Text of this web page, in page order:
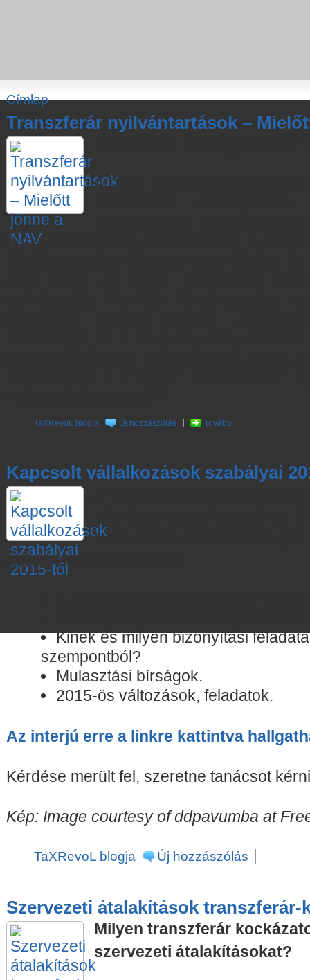
Címlap
Transzferár nyilvántartások –
A hazai vállalkozások
transzferár bírság tekintetében. A
TaXRevoL blogja Új hozzászólás Tovább
Kapcsolt vállalkozások szabályai
Réka műsorvezető hétfőn
alábbi témákat érintettük:
Kinek és milyen bizonyítási
szempontból?
Mulasztási bírságok.
2015-ös változások, feladatok.
Az interjú erre a linkre kattintva
Kérdése merült fel, szeretne tanácsot
Kép: Image courtesy of ddpavumba at
TaXRevoL blogja Új hozzászólás
Szervezeti átalakítások transzferár-
Milyen transzferár
szervezeti átalakításokat?